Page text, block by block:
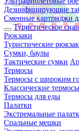
Дезинфицирующие
Сменные картриджи
Туристическое
Рюкзаки
Туристические
Сумки, баулы
Тактические сумки
Термосы
Термосы с широким
Классические термосы
Термосы для еды
Палатки
Экстремальные
Спальные мешки